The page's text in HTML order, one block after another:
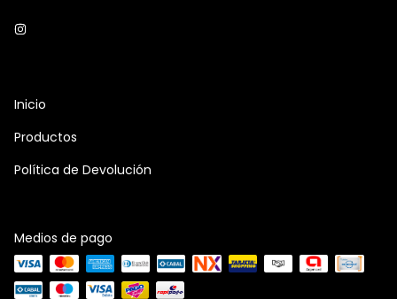
Inicio
Productos
Política de Devolución
Medios de pago